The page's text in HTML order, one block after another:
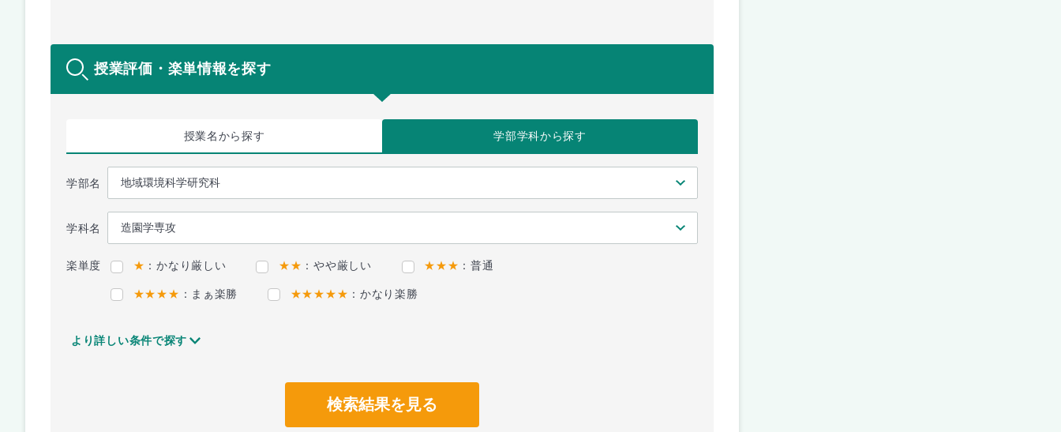
授業評価・楽単情報を探す
授業名から探す 学部学科から探す
学部名
学科名
楽単度 ★ ：かなり厳しい ★★ ：やや厳しい ★★★ ：普通
★★★★ ：まぁ楽勝 ★★★★★ ：かなり楽勝
より詳しい条件で探す
検索結果を見る